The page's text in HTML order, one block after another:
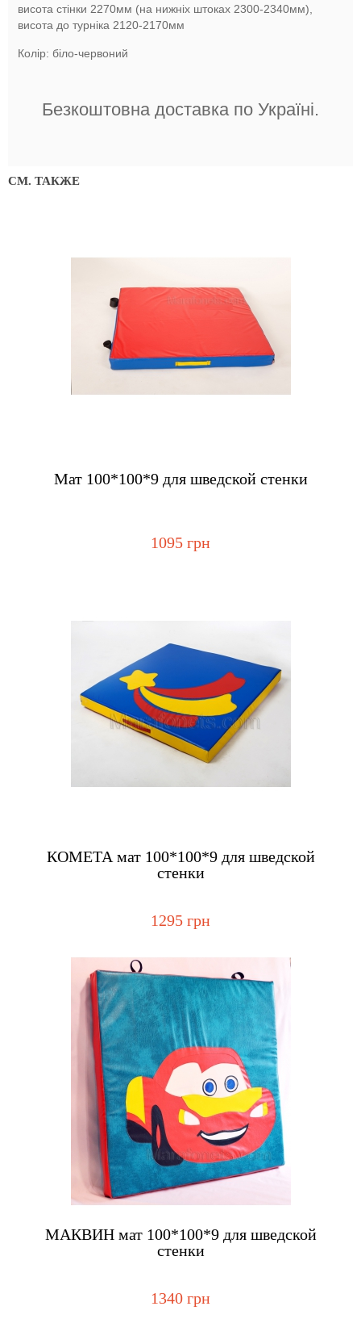
висота стінки 2270мм (на нижніх штоках 2300-2340мм),
висота до турніка 2120-2170мм
Колір: біло-червоний
Безкоштовна доставка по Україні.
СМ. ТАКЖЕ
Мат 100*100*9 для шведской стенки
1095 грн
КОМЕТА мат 100*100*9 для шведской
стенки
1295 грн
МАКВИН мат 100*100*9 для шведской
стенки
1340 грн